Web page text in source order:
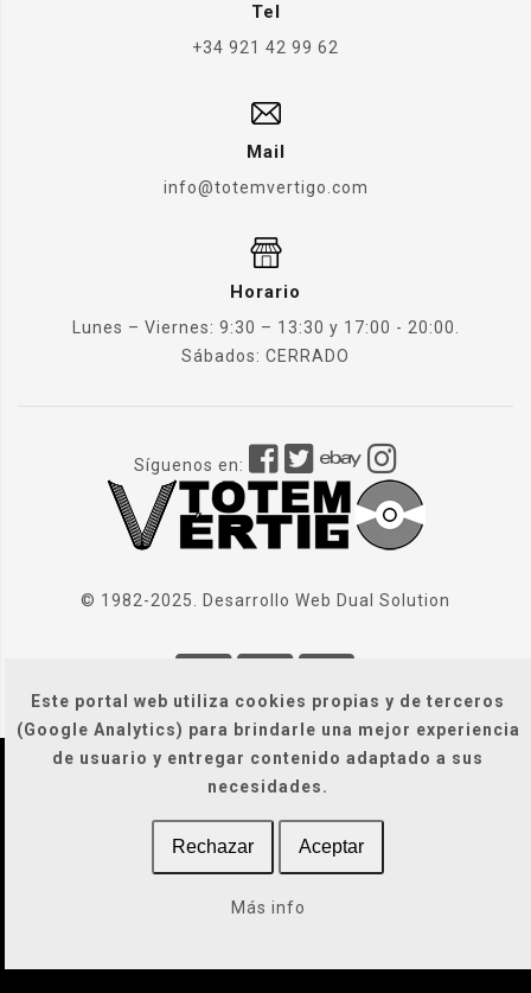
Este portal web utiliza cookies propias y de terceros
(Google Analytics) para brindarle una mejor experiencia
de usuario y entregar contenido adaptado a sus
necesidades.
Rechazar Aceptar
Más info
Tel
+34 921 42 99 62
Mail
info@totemvertigo.com
Horario
Lunes – Viernes: 9:30 – 13:30 y 17:00 - 20:00.
Sábados: CERRADO
Síguenos en:
© 1982-2025. Desarrollo Web Dual Solution
| Condiciones Generales
Gastos de envío
|
Legal / Privacidad / Cookies / Accesibilidad